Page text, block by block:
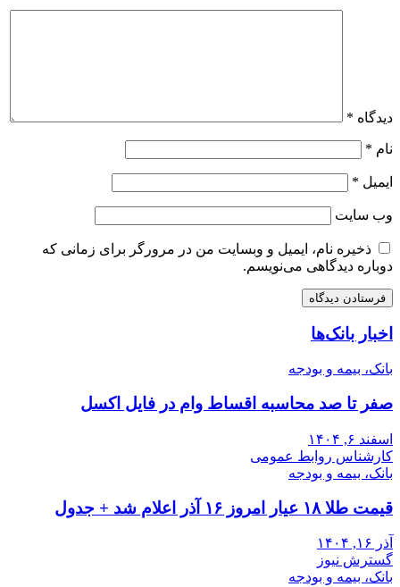
دیدگاه *
نام *
ایمیل *
وب‌ سایت
ذخیره نام، ایمیل و وبسایت من در مرورگر برای زمانی که
دوباره دیدگاهی می‌نویسم.
اخبار بانک‌ها
بانک، بیمه و بودجه
صفر تا صد محاسبه اقساط وام در فایل اکسل
اسفند ۶, ۱۴۰۴
کارشناس روابط عمومی
بانک، بیمه و بودجه
قیمت طلا ۱۸ عیار امروز ۱۶ آذر اعلام شد + جدول
آذر ۱۶, ۱۴۰۴
گسترش نیوز
بانک، بیمه و بودجه